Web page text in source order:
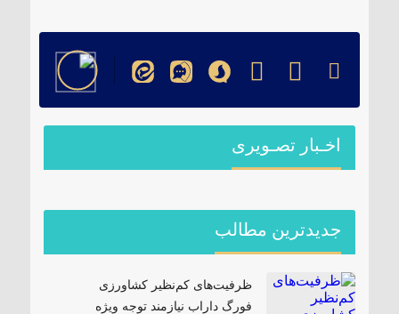
اخـبار تصـویری
جدیدترین مطالب
ظرفیت‌های کم‌نظیر کشاورزی
فورگ داراب نیازمند توجه ویژه